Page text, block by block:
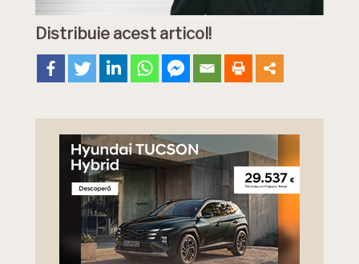
Distribuie acest articol!